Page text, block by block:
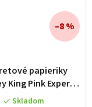
papieriky
King Pink Expert
Stoners
Skladom
–8 %